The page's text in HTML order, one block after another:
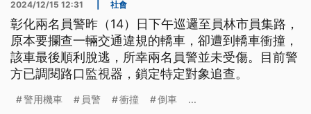
2024/12/15 12:31 社會
彰化兩名員警昨（14）日下午巡邏至員林市員集路，
原本要攔查一輛交通違規的轎車，卻遭到轎車衝撞，
該車最後順利脫逃，所幸兩名員警並未受傷。目前警
方已調閱路口監視器，鎖定特定對象追查。
警用機車 員警 衝撞 倒車 ...